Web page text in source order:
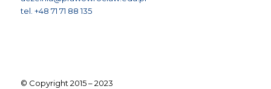
tel. +48 71 71 88 135
© Copyright 2015 – 2023